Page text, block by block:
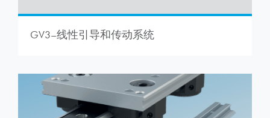
GV3–线性引导和传动系统